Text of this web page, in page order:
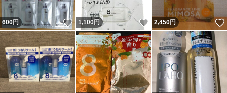
600円 いいね！
1,100円 いいね！
2,450円